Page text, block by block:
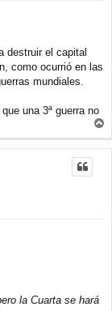
destruir el capital
como ocurrió en las
mundiales.
una 3ª guerra no
r
r
la Cuarta se hará